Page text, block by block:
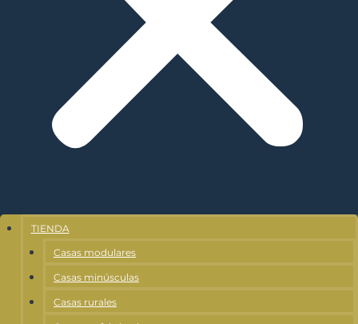
TIENDA
Casas modulares
Casas minúsculas
Casas rurales